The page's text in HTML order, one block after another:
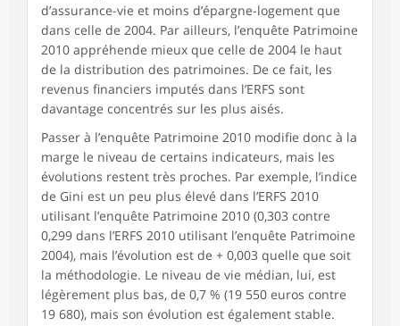
d’assurance-vie et moins d’épargne-logement que
dans celle de 2004. Par ailleurs, l’enquête Patrimoine
2010 appréhende mieux que celle de 2004 le haut
de la distribution des patrimoines. De ce fait, les
revenus financiers imputés dans l’ERFS sont
davantage concentrés sur les plus aisés.
Passer à l’enquête Patrimoine 2010 modifie donc à la
marge le niveau de certains indicateurs, mais les
évolutions restent très proches. Par exemple, l’indice
de Gini est un peu plus élevé dans l’ERFS 2010
utilisant l’enquête Patrimoine 2010 (0,303 contre
0,299 dans l’ERFS 2010 utilisant l’enquête Patrimoine
2004), mais l’évolution est de + 0,003 quelle que soit
la méthodologie. Le niveau de vie médian, lui, est
légèrement plus bas, de 0,7 % (19 550 euros contre
19 680), mais son évolution est également stable.